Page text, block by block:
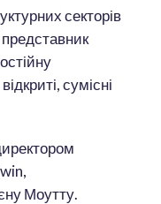
секторів
сумісні
Моутту.